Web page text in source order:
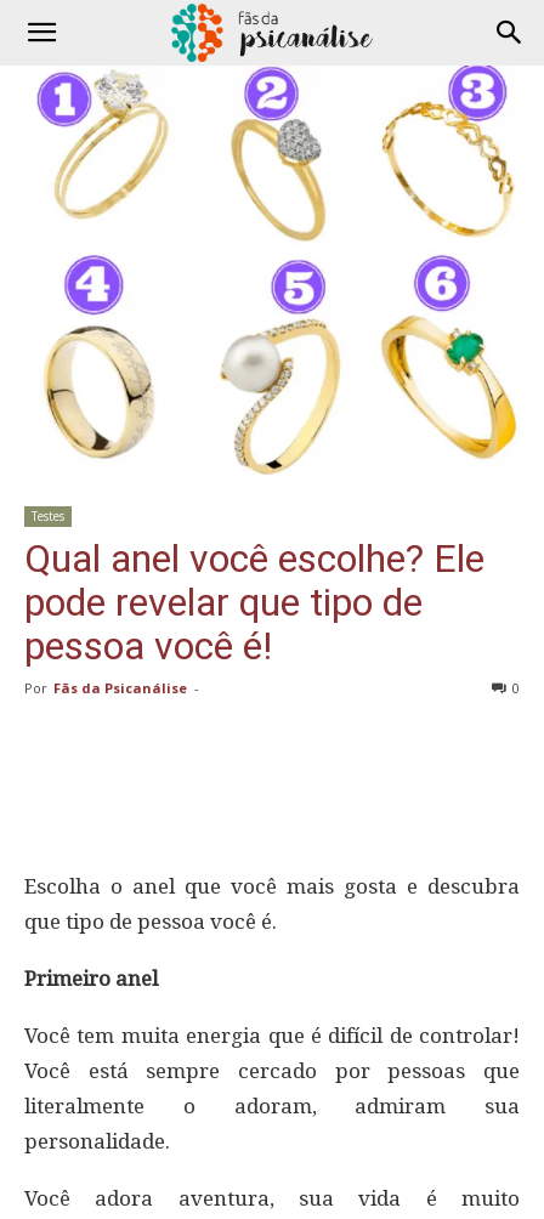
Testes
Qual anel você escolhe? Ele
pode revelar que tipo de
pessoa você é!
Por Fãs da Psicanálise - 0
Escolha o anel que você mais gosta e descubra
que tipo de pessoa você é.
Primeiro anel
Você tem muita energia que é difícil de controlar!
Você está sempre cercado por pessoas que
literalmente o adoram, admiram sua
personalidade.
Você adora aventura, sua vida é muito